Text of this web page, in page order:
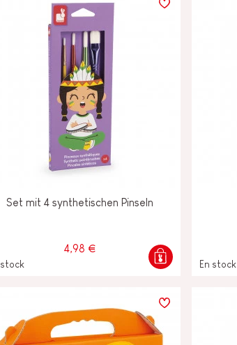
Set mit 4 synthetischen Pinseln
4,98 €
stock En stock